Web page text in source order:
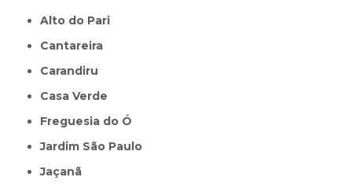
Alto do Pari
Cantareira
Carandiru
Casa Verde
Freguesia do Ó
Jardim São Paulo
Jaçanã